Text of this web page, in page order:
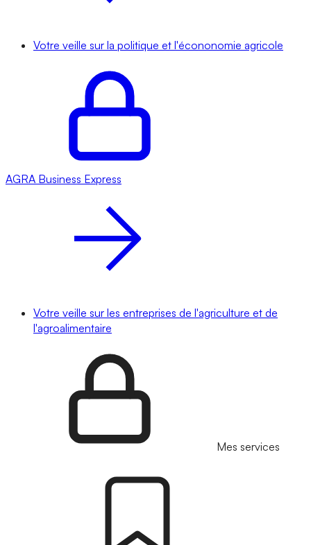
Votre veille sur la politique et l'écononomie agricole
AGRA Business Express
Votre veille sur les entreprises de l'agriculture et de
l'agroalimentaire
Mes services